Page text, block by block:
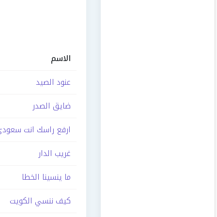
الاسم
عنود الصيد
ضايق الصدر
ارفع راسك انت
غريب الدار
ما ينسينا الخطا
كيف ننسي الكويت